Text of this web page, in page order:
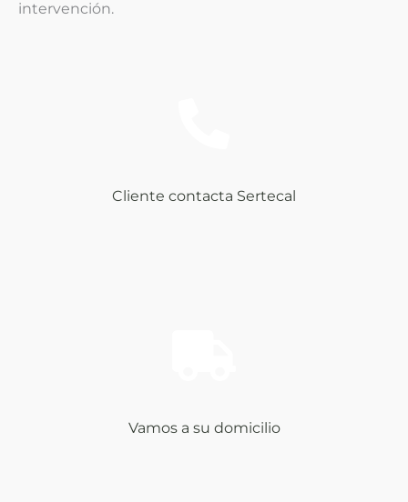
intervención.
Cliente contacta Sertecal
Vamos a su domicilio